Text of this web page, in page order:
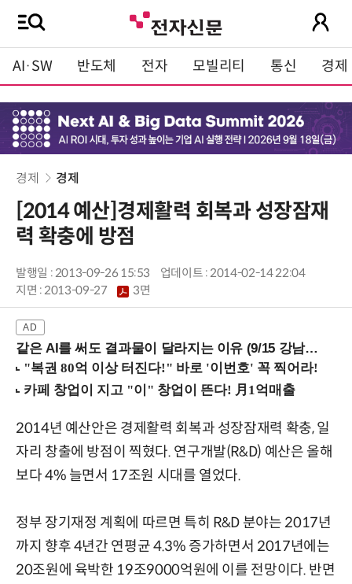
AI·SW 반도체 전자 모빌리티 통신 경제
경제 경제
[2014 예산]경제활력 회복과 성장잠재
력 확충에 방점
발행일 : 2013-09-26 15:53
업데이트 : 2014-02-14 22:04
지면 :2013-09-27 3면
같은 AI를 써도 결과물이 달라지는 이유 (9/15 강남역)
2014년 예산안은 경제활력 회복과 성장잠재력 확충, 일
자리 창출에 방점이 찍혔다. 연구개발(R&D) 예산은 올해
보다 4% 늘면서 17조원 시대를 열었다.
정부 장기재정 계획에 따르면 특히 R&D 분야는 2017년
까지 향후 4년간 연평균 4.3% 증가하면서 2017년에는
20조원에 육박한 19조9000억원에 이를 전망이다. 반면